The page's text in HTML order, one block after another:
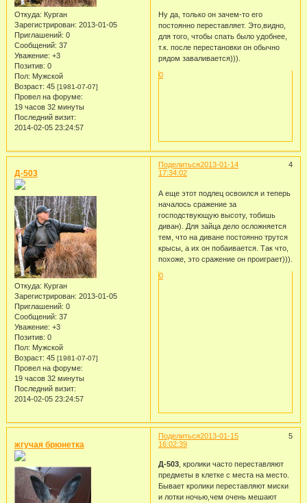
Откуда: Курган
Зарегистрирован: 2013-01-05
Приглашений: 0
Сообщений: 37
Уважение: +3
Позитив: 0
Пол: Мужской
Возраст: 45 [1981-07-07]
Провел на форуме:
19 часов 32 минуты
Последний визит:
2014-02-05 23:24:57
Ну да, только он зачем-то его
постоянно переставляет. Это,видно,
для того, чтобы спать было удобнее,
т.к. после перестановки он обычно
рядом заваливается))).
0
Поделиться 4
2013-01-14
17:34:02
Д-503
Откуда: Курган
Зарегистрирован: 2013-01-05
Приглашений: 0
Сообщений: 37
Уважение: +3
Позитив: 0
Пол: Мужской
Возраст: 45 [1981-07-07]
Провел на форуме:
19 часов 32 минуты
Последний визит:
2014-02-05 23:24:57
А еще этот подлец освоился и теперь
началось сражение за
господствующую высоту, тобишь
диван). Для зайца дело осложняется
тем, что на диване постоянно трутся
крысы, а их он побаивается. Так что,
похоже, это сражение он проиграет))).
0
Поделиться 5
2013-01-15
16:02:39
жгучая брюнетка
Д-503, кролики часто переставляют
предметы в клетке с места на место.
Бывает кролики переставляют миски
и лотки ночью,чем очень мешают